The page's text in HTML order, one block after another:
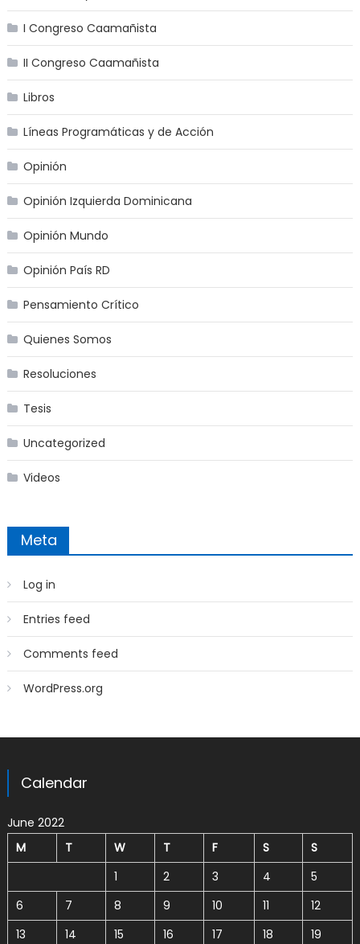
I Congreso Caamañista
II Congreso Caamañista
Libros
Líneas Programáticas y de Acción
Opinión
Opinión Izquierda Dominicana
Opinión Mundo
Opinión País RD
Pensamiento Crítico
Quienes Somos
Resoluciones
Tesis
Uncategorized
Videos
Meta
Log in
Entries feed
Comments feed
WordPress.org
Calendar
June 2022
M
T W T F S
S
1
2 3 4
5
6
7 8 9 10 11
12
13
14 15 16 17 18
19